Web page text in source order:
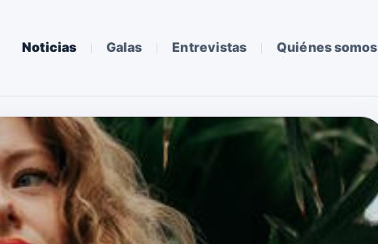
Noticias Galas Entrevistas Quiénes somos